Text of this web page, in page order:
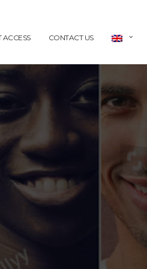
ACCESS CONTACT US